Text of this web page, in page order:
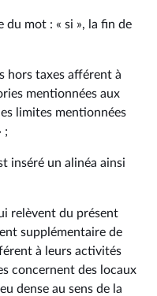
mot : « si », la fin de
hors taxes afférent à
mentionnées aux
limites mentionnées
;
inséré un alinéa ainsi
relèvent du présent
supplémentaire de
à leurs activités
concernent des locaux
dense au sens de la